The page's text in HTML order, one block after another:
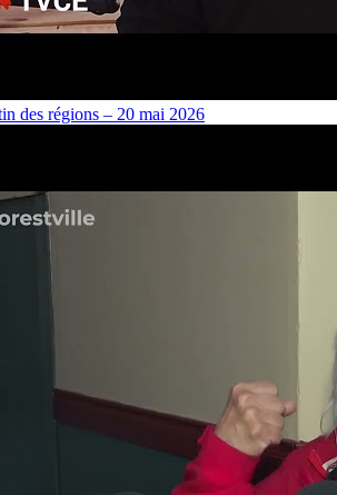
des régions – 20 mai 2026